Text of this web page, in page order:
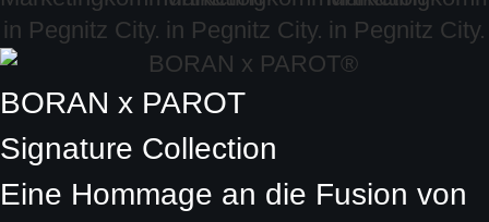
BORAN x PAROT
Signature Collection
Eine Hommage an die Fusion von